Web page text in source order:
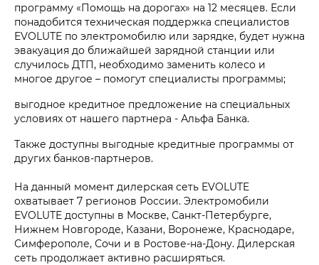
программу «Помощь на дорогах» на 12 месяцев. Если
понадобится техническая поддержка специалистов
EVOLUTE по электромобилю или зарядке, будет нужна
эвакуация до ближайшей зарядной станции или
случилось ДТП, необходимо заменить колесо и
многое другое – помогут специалисты программы;
выгодное кредитное предложение на специальных
условиях от нашего партнера - Альфа Банка.
Также доступны выгодные кредитные программы от
других банков-партнеров.
На данный момент дилерская сеть EVOLUTE
охватывает 7 регионов России. Электромобили
EVOLUTE доступны в Москве, Санкт-Петербурге,
Нижнем Новгороде, Казани, Воронеже, Краснодаре,
Симферополе, Сочи и в Ростове-на-Дону. Дилерская
сеть продолжает активно расширяться.